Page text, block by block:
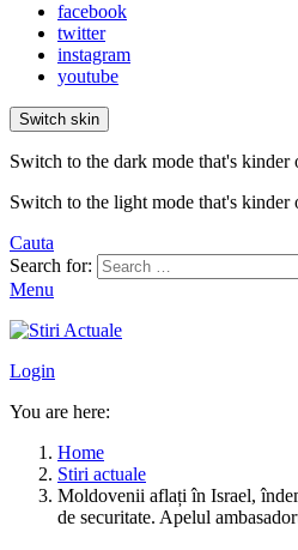
facebook
twitter
instagram
youtube
Switch skin
Switch to the dark mode that's kinder
Switch to the light mode that's kinder
Cauta
Search for:
Menu
Login
You are here:
Home
Stiri actuale
Moldovenii aflați în Israel,
de securitate. Apelul